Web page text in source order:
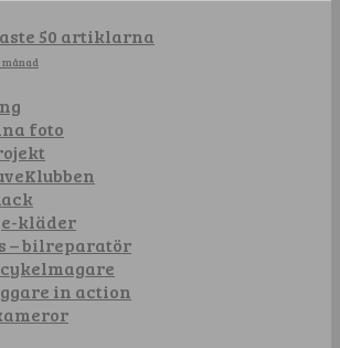
50 artiklarna
foto
kläder
– bilreparatör
in action